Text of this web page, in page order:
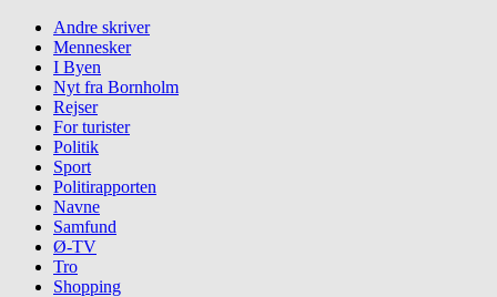
Andre skriver
Mennesker
I Byen
Nyt fra Bornholm
Rejser
For turister
Politik
Sport
Politirapporten
Navne
Samfund
Ø-TV
Tro
Shopping